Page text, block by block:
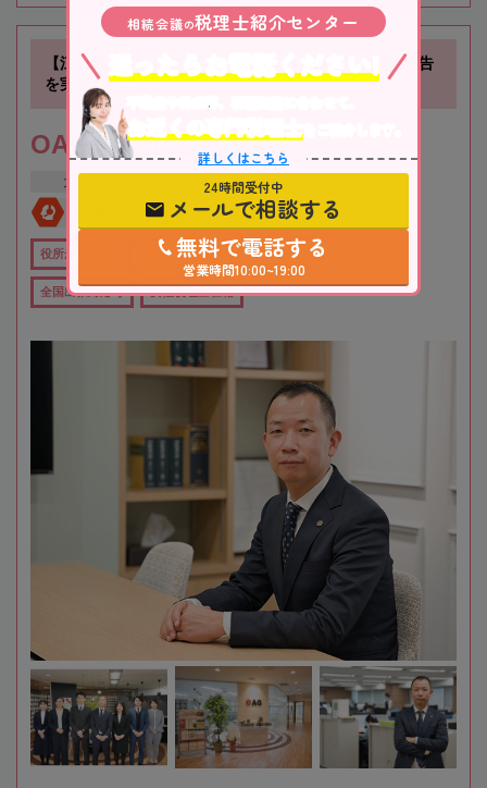
【江坂駅徒歩1分】お客様に寄り添い、確かな相続税申告
を実現します！
OAG税理士法人 大阪
大阪府 吹田市
初回相談無料
役所から近い 在籍数10名以上 オンライン相談可
全国出張対応可 女性税理士在籍
相続会議の税理士紹介センター
不動産や株式等、相続資産に合わせて、
お近くの専門税理士
をご紹介します。
詳しくはこちら
24時間受付中
メールで相談する
無料で電話する
営業時間10:00~19:00